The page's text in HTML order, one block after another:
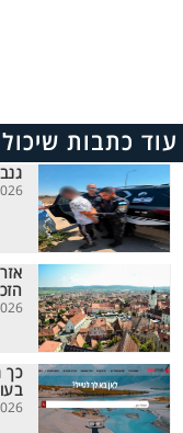
עוד כתבות
6/8/2026
5/8/2026
כך
5/8/2026